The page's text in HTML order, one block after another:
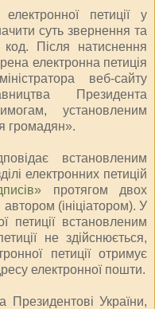
петиції у
суть звернення та
код. Після натиснення
електронна петиція
веб-сайту
Президента
установленим
громадян».
встановленим
електронних петицій
протягом двох
(ініціатором). У
петиції встановленим
не здійснюється,
петиції отримує
електронної пошти.
Президентові України,